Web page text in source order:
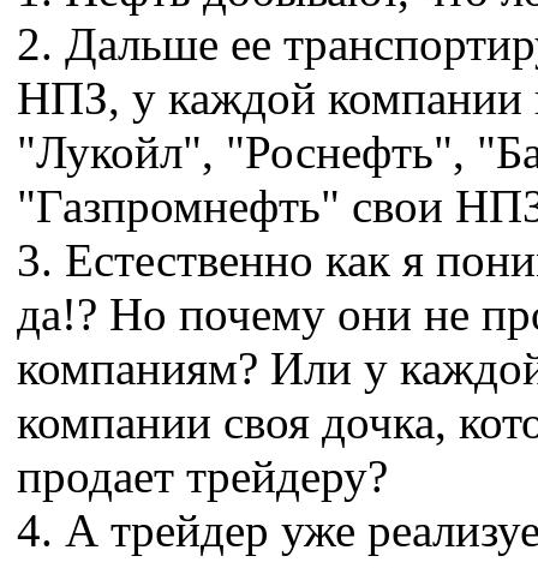
2. Дальше ее
НПЗ, у каждой компании
"Лукойл", "Роснефть",
"Газпромнефть" свои
3. Естественно как я
да!? Но почему они не
компаниям? Или у
компании своя дочка,
продает трейдеру?
4. А трейдер уже